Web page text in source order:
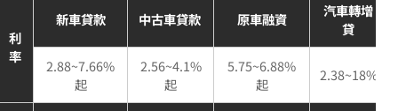
利
率
新車貸款 中古車貸款 原車融資
汽車轉增
貸
2.88~7.66%
起
2.56~4.1%
起
5.75~6.88%
起
2.38~18%